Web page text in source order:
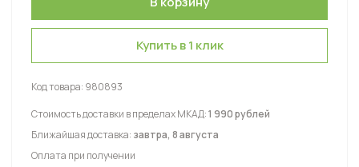
Купить в 1 клик
Код товара: 980893
Стоимость доставки в пределах МКАД:1 990 рублей
Ближайшая доставка: завтра, 8 августа
Оплата при получении